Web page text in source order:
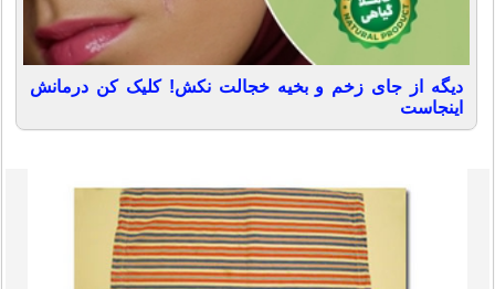
دیگه از جای زخم و بخیه خجالت نکش! کلیک کن درمانش
اینجاست